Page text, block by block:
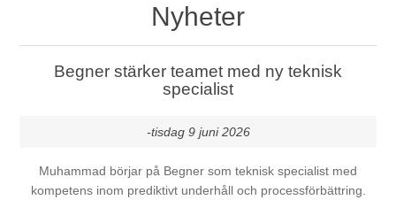
Nyheter
Begner stärker teamet med ny teknisk
specialist
-tisdag 9 juni 2026
Muhammad börjar på Begner som teknisk specialist med
kompetens inom prediktivt underhåll och processförbättring.